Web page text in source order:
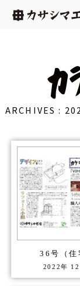
ARCHIVES :
36号（住
2022年 12